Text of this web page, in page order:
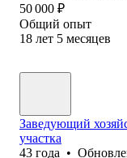
50 000 ₽
Общий опыт
18 лет 5 месяцев
Заведующий
участка
43 года •